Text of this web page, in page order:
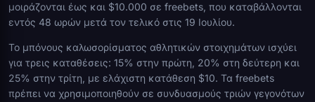
μοιράζονται έως και $10.000 σε freebets, που καταβάλλονται
εντός 48 ωρών μετά τον τελικό στις 19 Ιουλίου.
Το μπόνους καλωσορίσματος αθλητικών στοιχημάτων ισχύει
για τρεις καταθέσεις: 15% στην πρώτη, 20% στη δεύτερη και
25% στην τρίτη, με ελάχιστη κατάθεση $10. Τα freebets
πρέπει να χρησιμοποιηθούν σε συνδυασμούς τριών γεγονότων